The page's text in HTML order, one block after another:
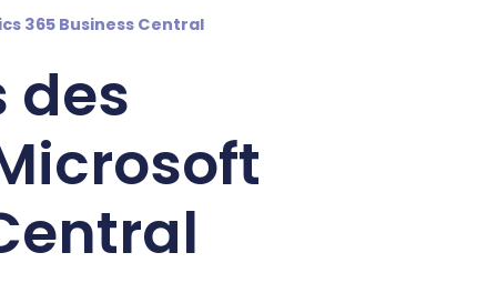
365 Business Central
des